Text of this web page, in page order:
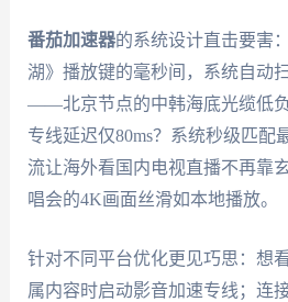
番茄加速器的系统设计直击要害
湖》播放键的毫秒间，系统自动
——北京节点的中韩海底光缆低
专线延迟仅80ms？系统秒级匹配
流让海外看国内电视直播不再靠
唱会的4K画面丝滑如本地播放。
针对不同平台优化更见巧思：想
属内容时启动影音加速专线；连